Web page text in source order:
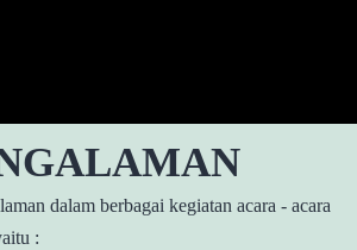
dalam berbagai kegiatan acara - acara
: